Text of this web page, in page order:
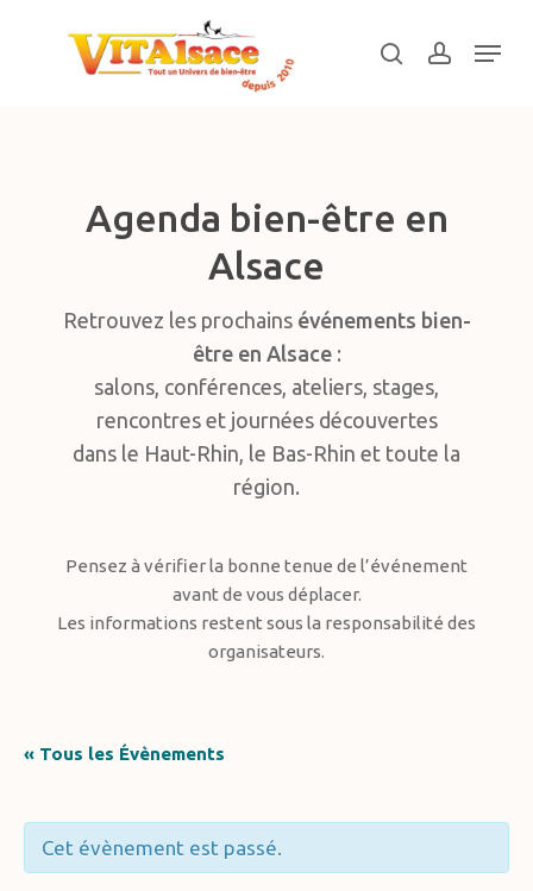
searchaccount
Menu
Agenda bien-être en
Alsace
Retrouvez les prochains événements bien-
être en Alsace:
salons, conférences, ateliers, stages,
rencontres et journées découvertes
dans le Haut-Rhin, le Bas-Rhin et toute la
région.
Pensez à vérifier la bonne tenue de l’événement
avant de vous déplacer.
Les informations restent sous la responsabilité des
organisateurs.
« Tous les Évènements
Cet évènement est passé.